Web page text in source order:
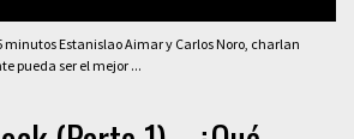
minutos Estanislao Aimar y Carlos Noro, charlan
pueda ser el mejor ...